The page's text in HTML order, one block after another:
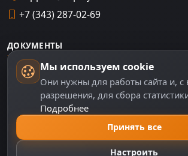
+7 (343) 287-02-69
ДОКУМЕНТЫ
Пользовательское соглашение
Политика персональных данных
Правила оплаты
Настройки cookie
Мы используем cookie
Они нужны для работы сайта и, с
разрешения, для сбора
Подробнее
Принять все
Настроить